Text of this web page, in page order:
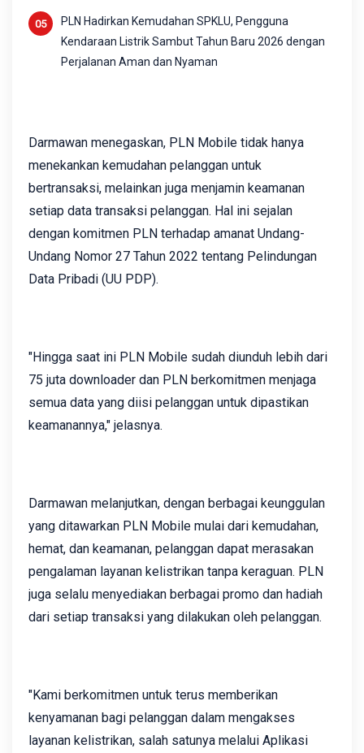
PLN Hadirkan Kemudahan SPKLU, Pengguna
Kendaraan Listrik Sambut Tahun Baru 2026 dengan
Perjalanan Aman dan Nyaman
Darmawan menegaskan, PLN Mobile tidak hanya
menekankan kemudahan pelanggan untuk
bertransaksi, melainkan juga menjamin keamanan
setiap data transaksi pelanggan. Hal ini sejalan
dengan komitmen PLN terhadap amanat Undang-
Undang Nomor 27 Tahun 2022 tentang Pelindungan
Data Pribadi (UU PDP).
"Hingga saat ini PLN Mobile sudah diunduh lebih dari
75 juta downloader dan PLN berkomitmen menjaga
semua data yang diisi pelanggan untuk dipastikan
keamanannya," jelasnya.
Darmawan melanjutkan, dengan berbagai keunggulan
yang ditawarkan PLN Mobile mulai dari kemudahan,
hemat, dan keamanan, pelanggan dapat merasakan
pengalaman layanan kelistrikan tanpa keraguan. PLN
juga selalu menyediakan berbagai promo dan hadiah
dari setiap transaksi yang dilakukan oleh pelanggan.
"Kami berkomitmen untuk terus memberikan
kenyamanan bagi pelanggan dalam mengakses
layanan kelistrikan, salah satunya melalui Aplikasi